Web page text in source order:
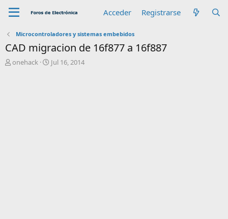
Acceder Registrarse
Microcontroladores y sistemas embebidos
CAD migracion de 16f877 a 16f887
A
onehack
F
Jul 16, 2014